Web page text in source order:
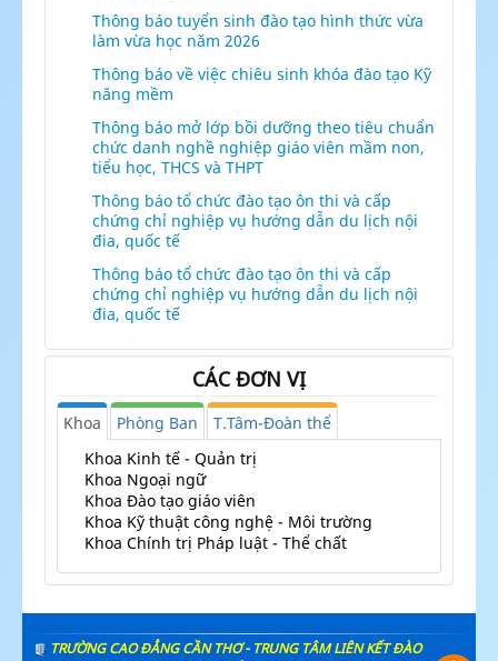
Thông báo tuyển sinh đào tạo hình thức vừa
làm vừa học năm 2026
Thông báo về việc chiêu sinh khóa đào tạo Kỹ
năng mềm
Thông báo mở lớp bồi dưỡng theo tiêu chuẩn
chức danh nghề nghiệp giáo viên mầm non,
tiểu học, THCS và THPT
Thông báo tổ chức đào tạo ôn thi và cấp
chứng chỉ nghiệp vụ hướng dẫn du lịch nội
đia, quốc tế
Thông báo tổ chức đào tạo ôn thi và cấp
chứng chỉ nghiệp vụ hướng dẫn du lịch nội
đia, quốc tế
CÁC ĐƠN VỊ
Khoa Phòng Ban
T.Tâm-Đoàn thể
Khoa Kinh tế - Quản trị
Khoa Ngoại ngữ
Khoa Đào tạo giáo viên
Khoa Kỹ thuật công nghệ - Môi trường
Khoa Chính trị Pháp luật - Thể chất
TRƯỜNG CAO ĐẲNG CẦN THƠ- TRUNG TÂM LIÊN KẾT ĐÀO